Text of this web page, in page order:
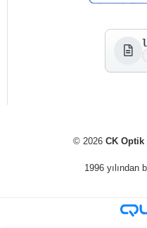
© 2026 CK Optik
1996 yılından